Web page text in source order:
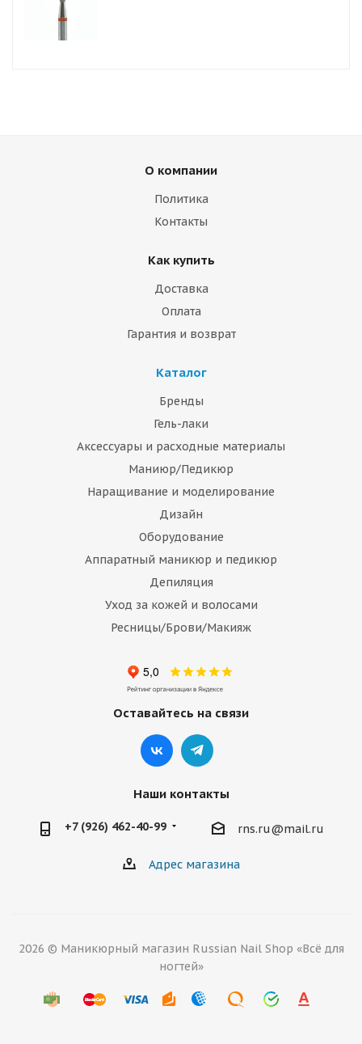
О компании
Политика
Контакты
Как купить
Доставка
Оплата
Гарантия и возврат
Каталог
Бренды
Гель-лаки
Аксессуары и расходные материалы
Маниюр/Педикюр
Наращивание и моделирование
Дизайн
Оборудование
Аппаратный маникюр и педикюр
Депиляция
Уход за кожей и волосами
Ресницы/Брови/Макияж
Оставайтесь на связи
Наши контакты
+7 (926) 462-40-99 rns.ru@mail.ru
Адрес магазина
2026 © Маникюрный магазин Russian Nail Shop «Всё для
ногтей»